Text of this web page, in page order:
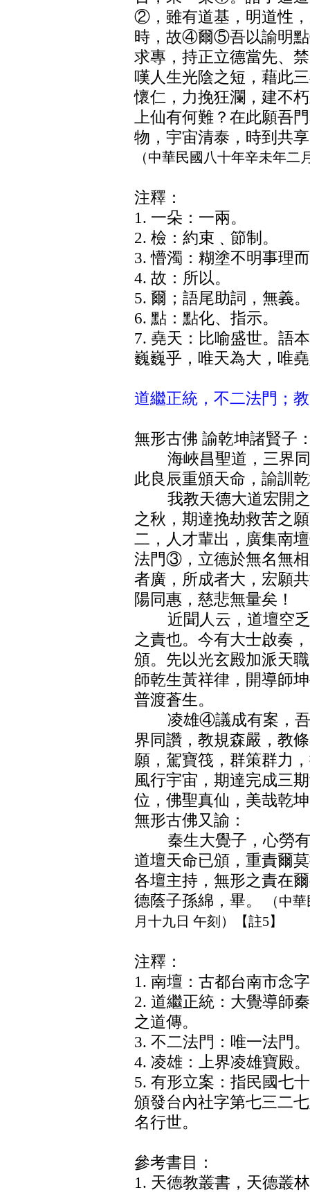
②，雖有道基，明道性
時，故④爾⑤吾以諭明
求專，持正立德當先、
嘆人生光陰之短，藉此
懷仁，力挽狂瀾，建不
上仙有何難？在此願吾
物，宇宙清泰，時到共
（中華民國八十年辛未年二
注釋：
1. 一朵：一兩。
2. 檢：約束﹑節制。
3. 懵濁：糊塗不明事理
4. 故：所以。
5. 爾；語尾助詞，無義。
6. 點：點化、指示。
7. 堯天：比喻盛世。語
巍巍乎，唯天為大，唯
道繼正統，不二法門；
無形古佛 諭乾坤諸賢子
海峽昌聖道，三界同
此良辰重頒天命，諭訓
我教天德大道宏開之
之秋，期達挽劫救苦之
二，人才輩出，廣集南
法門③，立德於無名無
者廣，所成者大，宏願
陽同惠，慈悲無量矣！
近聞人云，道壇空乏
之責也。今有大士啟奏
頒。先以光玄殿加派天
師乾生黃祥律，開導師
普渡蒼生。
凌雄④議成有案，吾
界同讚，教規森嚴，教
願，駕寶筏，群策群力
風行宇宙，期達完成三
位，佛聖真仙，美哉乾
無形古佛又諭：
秦生大覺子，心勞有
道壇天命已頒，重責爾
各壇主持，無形之責在
德蔭子孫綿，畢。
（中
月十九日 午刻）【註5】
注釋：
1. 南壇：古都台南市念
2. 道繼正統：大覺導師
之道傳。
3. 不二法門：唯一法門。
4. 凌雄：上界凌雄寶殿。
5. 有形立案：指民國七
頒發台內社字第七三二
名行世。
參考書目：
1. 天德教叢書，天德叢